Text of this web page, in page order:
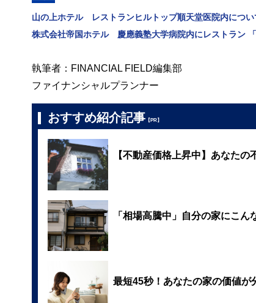
山の上ホテル レストランヒルトップ順天堂医院内につい
株式会社帝国ホテル 慶應義塾大学病院内にレストラン
執筆者：FINANCIAL FIELD編集部
ファイナンシャルプランナー
おすすめ紹介記事 【PR】
【不動産価格上昇中】あなた
「相場高騰中」自分の家にこ
最短45秒！あなたの家の価値が